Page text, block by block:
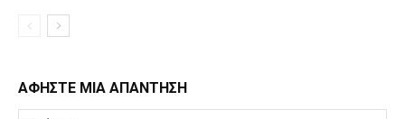
ΑΦΗΣΤΕ ΜΙΑ ΑΠΑΝΤΗΣΗ